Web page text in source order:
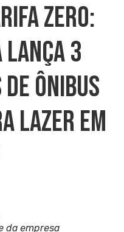
Zero:
3
Ônibus
Lazer Em
da empresa